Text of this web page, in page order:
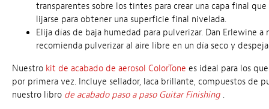
transparentes sobre los tintes para crear una capa final
lijarse para obtener una superficie final nivelada.
Elija días de baja humedad para pulverizar. Dan Erlewine a
recomienda pulverizar al aire libre en un día seco y
Nuestro kit de acabado de aerosol ColorTone es ideal para los
por primera vez. Incluye sellador, laca brillante, compuestos de
nuestro libro de acabado paso a paso Guitar Finishing .